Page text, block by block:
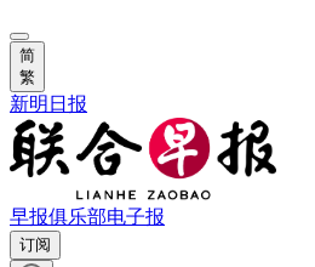
简
繁
新明日报
早报俱乐部电子报
订阅